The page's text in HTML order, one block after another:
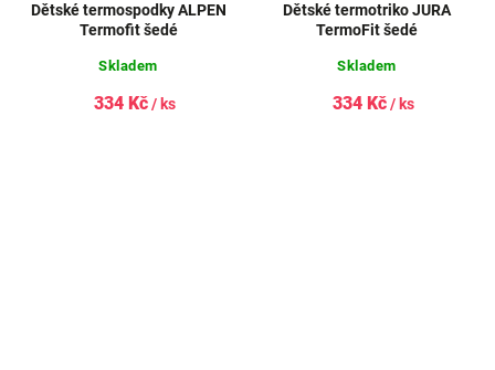
Dětské termospodky ALPEN
Termofit šedé
Skladem
334 Kč/ ks
Dětské termotriko JURA
TermoFit šedé
Skladem
334 Kč/ ks